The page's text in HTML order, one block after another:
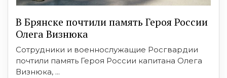
В Брянске почтили память Героя России
Олега Визнюка
Сотрудники и военнослужащие Росгвардии
почтили память Героя России капитана Олега
Визнюка, ...